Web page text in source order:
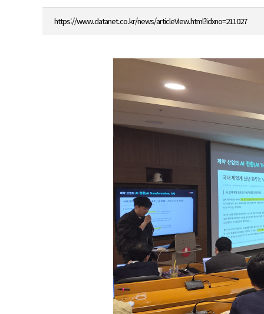
https://www.datanet.co.kr/news/articleView.html?idxno=211027